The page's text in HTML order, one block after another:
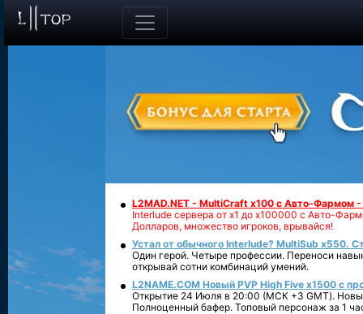
L2MAD.NET - MultiCraft x100 с Авто-Фармом
Interlude сервера от х1 до х100000 с Авто-
Долларов, множество игроков, врывайся!
Устал от обычного Interlude? MultiSub x550.
Один герой. Четыре профессии. Переноси
открывай сотни комбинаций умений.
L2NAME.COM Новый PVP High Five x1500 с
Открытие 24 Июля в 20:00 (МСК +3 GMT).
Полноценный бафер. Топовый персонаж за 1